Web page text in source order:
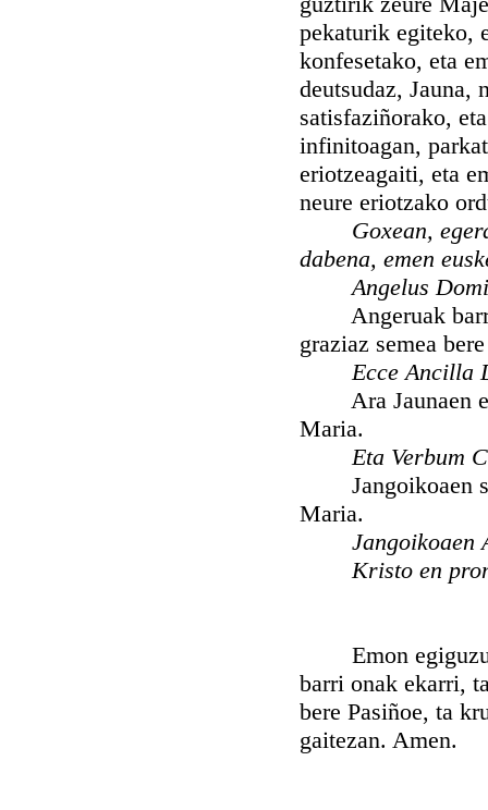
pekaturik egiteko,
konfesetako, eta
deutsudaz, Jauna,
satisfaziñorako,
infinitoagan,
eriotzeagaiti, eta
neure eriotzako
Goxean,
dabena, emen
Angelus
Angeruak barri
graziaz semea
Ecce Ancilla
Ara Jaunaen
Maria.
Eta Verbum
Jangoikoaen
Maria.
Jangoikoaen
Kristo en
Emon egiguzu,
barri onak ekarri,
bere Pasiñoe, ta
gaitezan. Amen.